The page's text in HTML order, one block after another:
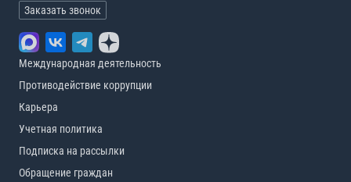
Заказать звонок
Международная деятельность
Противодействие коррупции
Карьера
Учетная политика
Подписка на рассылки
Обращение граждан